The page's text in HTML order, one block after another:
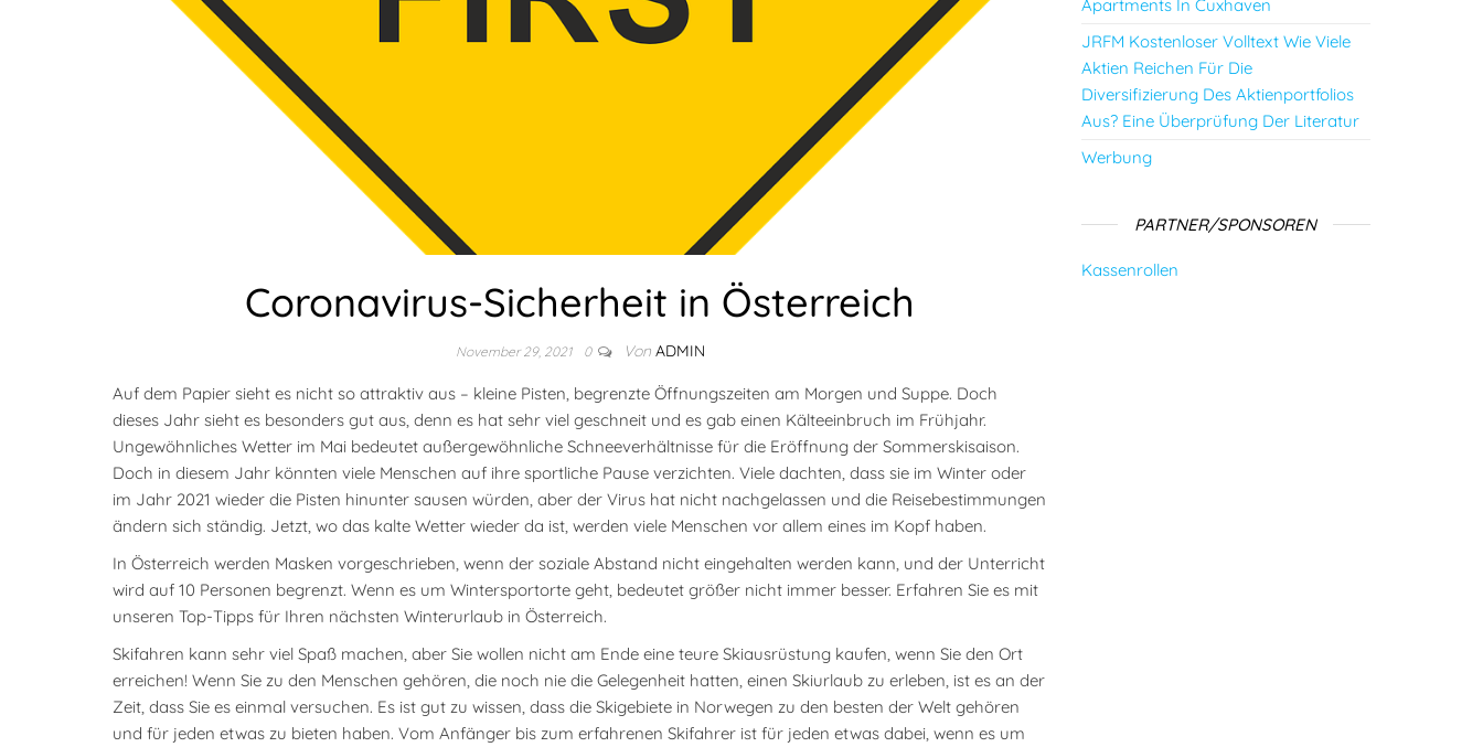
Coronavirus-Sicherheit in Österreich
November 29, 2021 0 Von ADMIN
Auf dem Papier sieht es nicht so attraktiv aus – kleine Pisten, begrenzte Öffnungszeiten am Morgen und Suppe. Doch
dieses Jahr sieht es besonders gut aus, denn es hat sehr viel geschneit und es gab einen Kälteeinbruch im Frühjahr.
Ungewöhnliches Wetter im Mai bedeutet außergewöhnliche Schneeverhältnisse für die Eröffnung der Sommerskisaison.
Doch in diesem Jahr könnten viele Menschen auf ihre sportliche Pause verzichten. Viele dachten, dass sie im Winter oder
im Jahr 2021 wieder die Pisten hinunter sausen würden, aber der Virus hat nicht nachgelassen und die Reisebestimmungen
ändern sich ständig. Jetzt, wo das kalte Wetter wieder da ist, werden viele Menschen vor allem eines im Kopf haben.
In Österreich werden Masken vorgeschrieben, wenn der soziale Abstand nicht eingehalten werden kann, und der Unterricht
wird auf 10 Personen begrenzt. Wenn es um Wintersportorte geht, bedeutet größer nicht immer besser. Erfahren Sie es mit
unseren Top-Tipps für Ihren nächsten Winterurlaub in Österreich.
Skifahren kann sehr viel Spaß machen, aber Sie wollen nicht am Ende eine teure Skiausrüstung kaufen, wenn Sie den Ort
erreichen! Wenn Sie zu den Menschen gehören, die noch nie die Gelegenheit hatten, einen Skiurlaub zu erleben, ist es an der
Zeit, dass Sie es einmal versuchen. Es ist gut zu wissen, dass die Skigebiete in Norwegen zu den besten der Welt gehören
und für jeden etwas zu bieten haben. Vom Anfänger bis zum erfahrenen Skifahrer ist für jeden etwas dabei, wenn es um
Apartments In Cuxhaven
JRFM Kostenloser Volltext Wie Viele
Aktien Reichen Für Die
Diversifizierung Des Aktienportfolios
Aus? Eine Überprüfung Der Literatur
Werbung
PARTNER/SPONSOREN
Kassenrollen